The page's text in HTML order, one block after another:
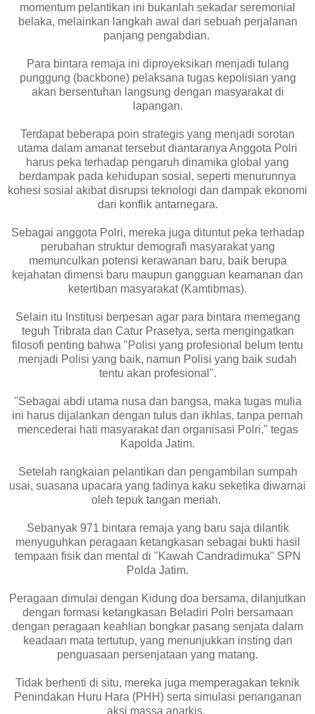
momentum pelantikan ini bukanlah sekadar seremonial
belaka, melainkan langkah awal dari sebuah perjalanan
panjang pengabdian.
Para bintara remaja ini diproyeksikan menjadi tulang
punggung (backbone) pelaksana tugas kepolisian yang
akan bersentuhan langsung dengan masyarakat di
lapangan.
Terdapat beberapa poin strategis yang menjadi sorotan
utama dalam amanat tersebut diantaranya Anggota Polri
harus peka terhadap pengaruh dinamika global yang
berdampak pada kehidupan sosial, seperti menurunnya
kohesi sosial akibat disrupsi teknologi dan dampak ekonomi
dari konflik antarnegara.
Sebagai anggota Polri, mereka juga dituntut peka terhadap
perubahan struktur demografi masyarakat yang
memunculkan potensi kerawanan baru, baik berupa
kejahatan dimensi baru maupun gangguan keamanan dan
ketertiban masyarakat (Kamtibmas).
Selain itu Institusi berpesan agar para bintara memegang
teguh Tribrata dan Catur Prasetya, serta mengingatkan
filosofi penting bahwa "Polisi yang profesional belum tentu
menjadi Polisi yang baik, namun Polisi yang baik sudah
tentu akan profesional".
"Sebagai abdi utama nusa dan bangsa, maka tugas mulia
ini harus dijalankan dengan tulus dan ikhlas, tanpa pernah
mencederai hati masyarakat dan organisasi Polri," tegas
Kapolda Jatim.
Setelah rangkaian pelantikan dan pengambilan sumpah
usai, suasana upacara yang tadinya kaku seketika diwarnai
oleh tepuk tangan meriah.
Sebanyak 971 bintara remaja yang baru saja dilantik
menyuguhkan peragaan ketangkasan sebagai bukti hasil
tempaan fisik dan mental di "Kawah Candradimuka" SPN
Polda Jatim.
Peragaan dimulai dengan Kidung doa bersama, dilanjutkan
dengan formasi ketangkasan Beladiri Polri bersamaan
dengan peragaan keahlian bongkar pasang senjata dalam
keadaan mata tertutup, yang menunjukkan insting dan
penguasaan persenjataan yang matang.
Tidak berhenti di situ, mereka juga memperagakan teknik
Penindakan Huru Hara (PHH) serta simulasi penanganan
aksi massa anarkis.